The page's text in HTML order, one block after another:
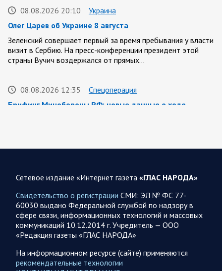
08.08.2026 20:10
Украина
Олег Царев об Украине 8 августа
Зеленский совершает первый за время пребывания у власти
визит в Сербию. На пресс-конференции президент этой
страны Вучич воздержался от прямых…
08.08.2026 12:35
Спецоперация
Брифинг Минобороны РФ: новые данные о ходе
представители группировок «Север», «Запад», «Центр»,
Сводка военных действий от Минобороны РФ 8
августа. Коротко
Группировка войск «Север» взяла под контроль населенный
пункт Ивановка в Харьковской области. Российские
вооруженные силы за последние сутки поразили…
Сетевое издание «Интернет газета «ГЛАС НАРОДА»
Свидетельство о регистрации СМИ: ЭЛ № ФС 77-
60030 выдано Федеральной службой по надзору в
сфере связи, информационных технологий и массовых
коммуникаций 10.12.2014 г. Учредитель — ООО
«Редакция газеты «ГЛАС НАРОДА»
На информационном ресурсе (сайте) применяются
рекомендательные технологии